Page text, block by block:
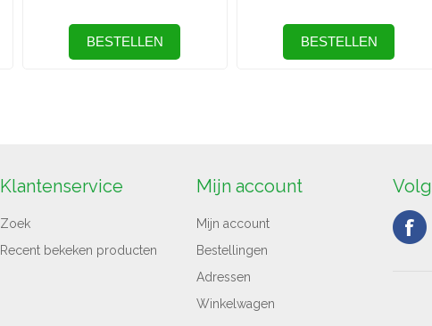
Klantenservice
Zoek
Recent bekeken producten
Mijn account
Mijn account
Bestellingen
Adressen
Winkelwagen